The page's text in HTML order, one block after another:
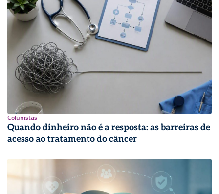
Colunistas
Quando dinheiro não é a resposta: as barreiras de
acesso ao tratamento do câncer